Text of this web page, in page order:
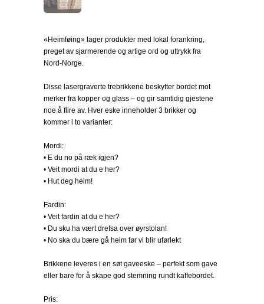
«Heimføing» lager produkter med lokal forankring,
preget av sjarmerende og artige ord og uttrykk fra
Nord-Norge.
Disse lasergraverte trebrikkene beskytter bordet mot
merker fra kopper og glass – og gir samtidig gjestene
noe å flire av. Hver eske inneholder 3 brikker og
kommer i to varianter:
Mordi:
• E du no på ræk igjen?
• Veit mordi at du e her?
• Hut deg heim!
Fardin:
• Veit fardin at du e her?
• Du sku ha vært drefsa over øyrstolan!
• No ska du bære gå heim før vi blir uførlekt
Brikkene leveres i en søt gaveeske – perfekt som gave
eller bare for å skape god stemning rundt kaffebordet.
Pris: